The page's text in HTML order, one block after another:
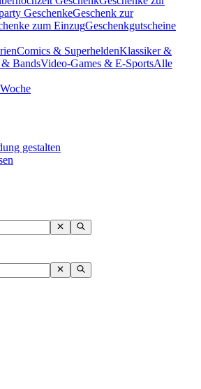
GeschenkeGeschenk zur
zum EinzugGeschenkgutscheine
Comics & SuperheldenKlassiker &
BandsVideo-Games & E-SportsAlle
gestalten